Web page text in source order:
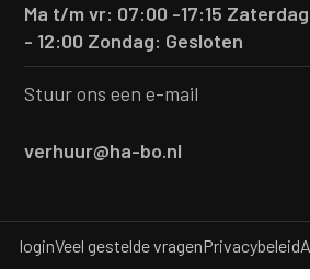
Ma t/m vr: 07:00 -17:15
- 12:00 Zondag: Gesloten
Stuur ons een e-mail
verhuur@ha-bo.nl
loginVeel gestelde vragenPrivacybeleid